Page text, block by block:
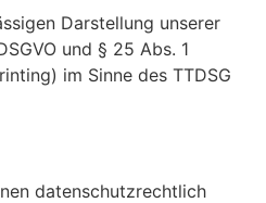
Darstel­lung unserer
und § 25 Abs. 1
im Sinne des TTDSG
daten­schutz­recht­lich